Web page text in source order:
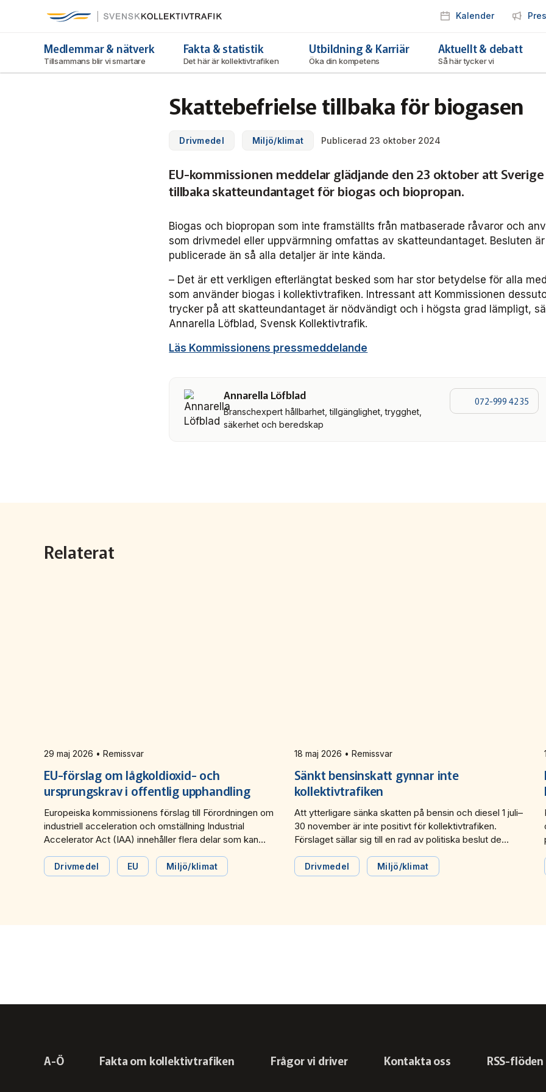
Hoppa
Kalender
Medlemmar & nätverk
Tillsammans blir vi smartare
Fakta & statistik
Det här är kollektivtrafiken
Utbildning & Karriär
Öka din kompetens
Aktuellt & debatt
Så här tycker vi
Skattebefrielse tillbaka för biogasen
Drivmedel Miljö/klimat Publicerad 23 oktober 2024
EU-kommissionen meddelar glädjande den 23 oktober att
tillbaka skatteundantaget för biogas och biopropan.
Biogas och biopropan som inte framställts från matbaserade råvaror och
som drivmedel eller uppvärmning omfattas av skatteundantaget. Besluten
publicerade än så alla detaljer är inte kända.
– Det är ett verkligen efterlängtat besked som har stor betydelse för alla
som använder biogas i kollektivtrafiken. Intressant att Kommissionen
trycker på att skatteundantaget är nödvändigt och i högsta grad lämpligt,
Annarella Löfblad, Svensk Kollektivtrafik.
Läs Kommissionens pressmeddelande
072-999 42 35
Annarella Löfblad
Branschexpert hållbarhet, tillgänglighet, trygghet,
säkerhet och beredskap
Relaterat
29 maj 2026 • Remissvar
EU-förslag om lågkoldioxid- och
ursprungskrav i offentlig upphandling
Europeiska kommissionens förslag till Förordningen om
industriell acceleration och omställning Industrial
Accelerator Act (IAA) innehåller flera delar som kan
krav på lågkoldioxid- och ursprungskrav för produkter,
material och elektriska fordon i offentlig upphandling.
Drivmedel EU Miljö/klimat
18 maj 2026 • Remissvar
Sänkt bensinskatt gynnar inte
kollektivtrafiken
Att ytterligare sänka skatten på bensin och diesel 1 juli–
30 november är inte positivt för kollektivtrafiken.
Förslaget sällar sig till en rad av politiska beslut de
biltrafikens konkurrenskraft och försämrar
kollektivtrafikens möjligheter att konkurrera. Det skriver
Drivmedel Miljö/klimat
A-Ö Fakta om kollektivtrafiken Frågor vi driver Kontakta oss RSS-flöden